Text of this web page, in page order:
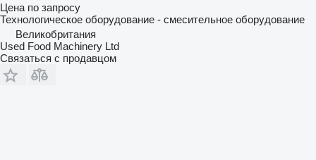
Цена по запросу
Технологическое оборудование - смесительное оборудование
Великобритания
Used Food Machinery Ltd
Связаться с продавцом